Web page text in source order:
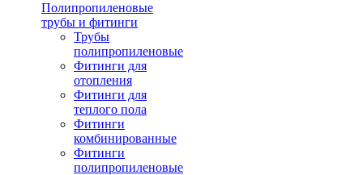
Полипропиленовые
трубы и фитинги
Трубы
полипропиленовые
Фитинги для
отопления
Фитинги для
теплого пола
Фитинги
комбинированные
Фитинги
полипропиленовые